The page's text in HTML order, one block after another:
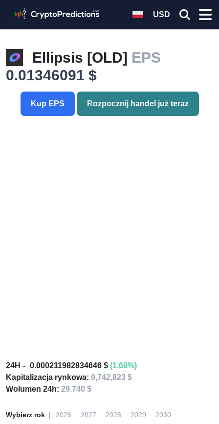
USD
Ellipsis [OLD] EPS
0.01346091 $
Kup EPS Rozpocznij handel już teraz
24H 0.000211982834646 $ (1,60%)
Kapitalizacja rynkowa: 9,742,823 $
Wolumen 24h: 29.740 $
Wybierz rok 2026 2027 2028 2029 2030